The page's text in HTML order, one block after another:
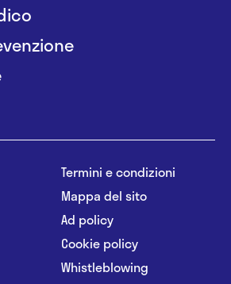
Termini e condizioni
Mappa del sito
Ad policy
Cookie policy
Whistleblowing